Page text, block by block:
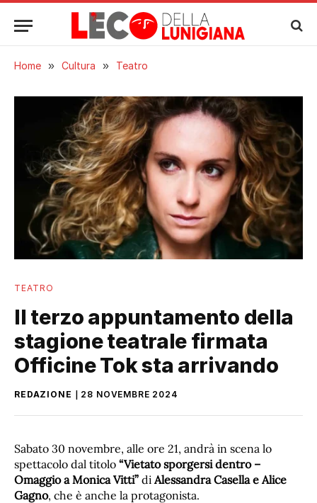
Home » Cultura » Teatro
TEATRO
Il terzo appuntamento della
stagione teatrale firmata
Officine Tok sta arrivando
REDAZIONE 28 NOVEMBRE 2024
Sabato 30 novembre, alle ore 21, andrà in scena lo
spettacolo dal titolo “Vietato sporgersi dentro –
Omaggio a Monica Vitti” di Alessandra Casella e Alice
Gagno, che è anche la protagonista.